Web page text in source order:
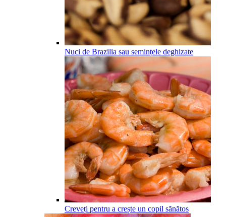
Nuci de Brazilia sau semințele deghizate
Creveți pentru a crește un copil sănătos